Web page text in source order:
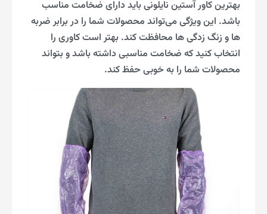
بهترین کاور آستین نایلونی باید دارای ضخامت مناسب
باشد. این ویژگی می‌تواند محصولات شما را در برابر ضربه
ها و زنگ زدگی ها محافظت کند. بهتر است کاوری را
انتخاب کنید که ضخامت مناسبی داشته باشد و بتواند
محصولات شما را به خوبی حفظ کند.